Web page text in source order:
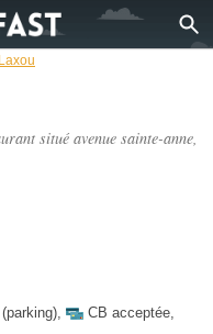
Laxou
situé avenue sainte-anne,
(parking), CB acceptée,